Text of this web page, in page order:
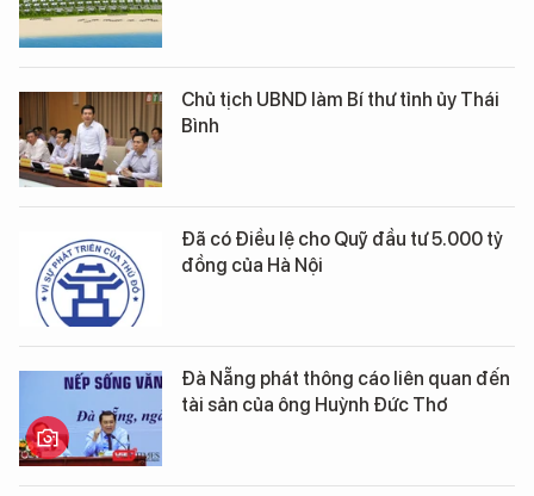
Chủ tịch UBND làm Bí thư tỉnh ủy Thái
Bình
Đã có Điều lệ cho Quỹ đầu tư 5.000 tỷ
đồng của Hà Nội
Đà Nẵng phát thông cáo liên quan đến
tài sản của ông Huỳnh Đức Thơ